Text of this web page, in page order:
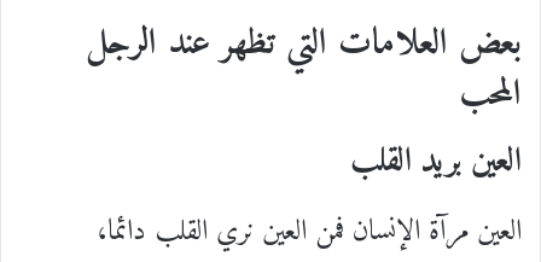
بعض العلامات التي تظهر عند الرجل
المحب
العين بريد القلب
العين مرآة الإنسان فمن العين نري القلب دائما،